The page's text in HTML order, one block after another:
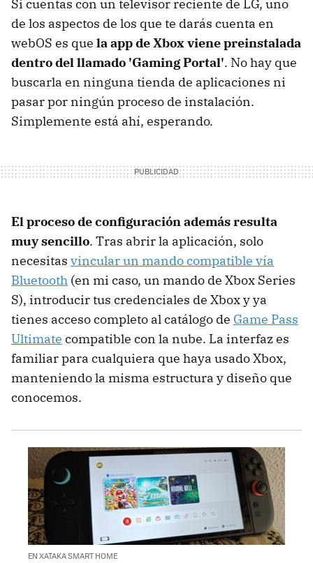
Si cuentas con un televisor reciente de LG, uno
de los aspectos de los que te darás cuenta en
webOS es que la app de Xbox viene preinstalada
dentro del llamado 'Gaming Portal'. No hay que
buscarla en ninguna tienda de aplicaciones ni
pasar por ningún proceso de instalación.
Simplemente está ahí, esperando.
El proceso de configuración además resulta
muy sencillo. Tras abrir la aplicación, solo
necesitas vincular un mando compatible vía
Bluetooth (en mi caso, un mando de Xbox Series
S), introducir tus credenciales de Xbox y ya
tienes acceso completo al catálogo de Game Pass
Ultimate compatible con la nube. La interfaz es
familiar para cualquiera que haya usado Xbox,
manteniendo la misma estructura y diseño que
conocemos.
EN XATAKA SMART HOME